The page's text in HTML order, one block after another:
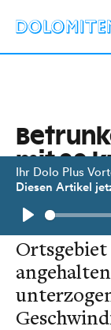
Ihr Dolo Plus
Diesen Artikel
Play
mit 99
Ein 56-